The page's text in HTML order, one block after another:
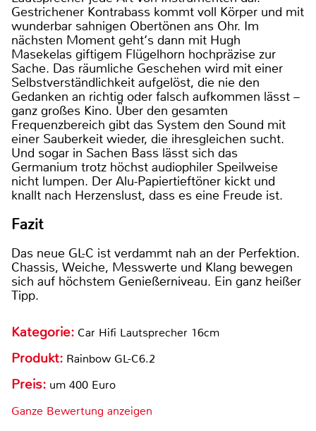
Gestrichener Kontrabass kommt voll Körper und mit
wunderbar sahnigen Obertönen ans Ohr. Im
nächsten Moment geht‘s dann mit Hugh
Masekelas giftigem Flügelhorn hochpräzise zur
Sache. Das räumliche Geschehen wird mit einer
Selbstverständlichkeit aufgelöst, die nie den
Gedanken an richtig oder falsch aufkommen lässt –
ganz großes Kino. Über den gesamten
Frequenzbereich gibt das System den Sound mit
einer Sauberkeit wieder, die ihresgleichen sucht.
Und sogar in Sachen Bass lässt sich das
Germanium trotz höchst audiophiler Speilweise
nicht lumpen. Der Alu-Papiertieftöner kickt und
knallt nach Herzenslust, dass es eine Freude ist.
Fazit
Das neue GL-C ist verdammt nah an der Perfektion.
Chassis, Weiche, Messwerte und Klang bewegen
sich auf höchstem Genießerniveau. Ein ganz heißer
Tipp.
Kategorie: Car Hifi Lautsprecher 16cm
Produkt: Rainbow GL-C6.2
Preis: um 400 Euro
Ganze Bewertung anzeigen